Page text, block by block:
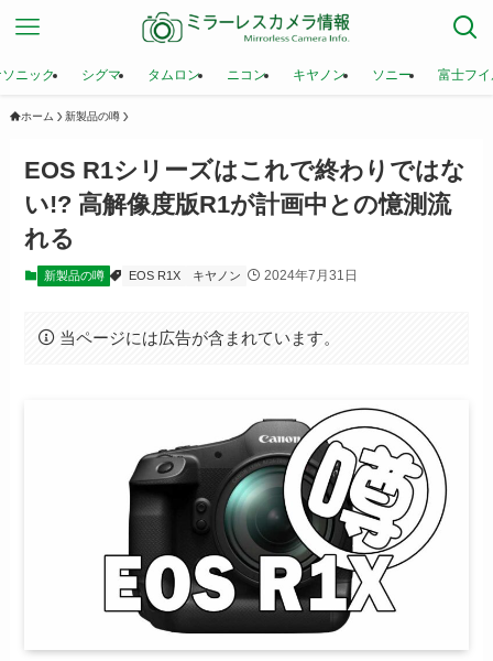
ニック シグマ タムロン ニコン キヤノン ソニー 富士フ
ホーム 新製品の噂
EOS R1シリーズはこれで終わりではな
い!? 高解像度版R1が計画中との憶測流
れる
新製品の噂 EOS R1X キヤノン 2024年7月31日
当ページには広告が含まれています。